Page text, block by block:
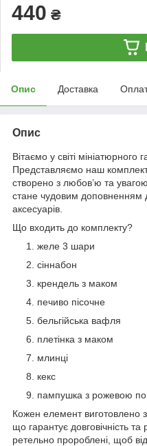
440 ₴
Опис Доставка
Опис
Вітаємо у світі
Представляємо наш комплект
створено з любов’ю та
стане чудовим доповненням
аксесуарів.
Що входить до комплекту?
желе 3 шари
сіннабон
крендель з маком
печиво пісочне
бельгійська вафля
плетінка з маком
млинці
кекс
пампушка з рожевою
Кожен елемент виготовлено з
що гарантує довговічність та
ретельно пророблені, щоб